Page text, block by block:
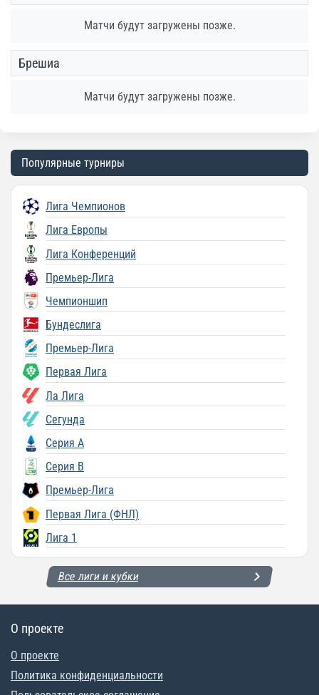
Матчи будут загружены позже.
Брешиа
Матчи будут загружены позже.
Популярные турниры
Лига Чемпионов
Лига Европы
Лига Конференций
Премьер-Лига
Чемпионшип
Бундеслига
Премьер-Лига
Первая Лига
Ла Лига
Сегунда
Серия A
Серия B
Премьер-Лига
Первая Лига (ФНЛ)
Лига 1
Все лиги и кубки
О проекте
О проекте
Политика конфиденциальности